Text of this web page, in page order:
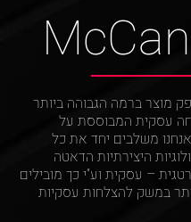
מוצר ברמה הגבוהה ביותר
עסקית המבוססת על
משלבים יחד את כל
היצירתיות הדאטה
– עסקית וע”י כך מובילים
במשק להצלחות עסקיות